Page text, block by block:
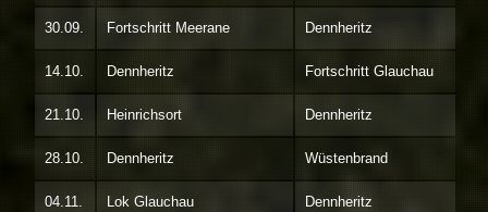
30.09. Fortschritt Meerane Dennheritz
14.10. Dennheritz Fortschritt Glauchau
21.10. Heinrichsort Dennheritz
28.10. Dennheritz Wüstenbrand
04.11. Lok Glauchau Dennheritz